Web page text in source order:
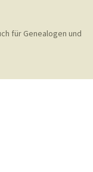
für Genealogen und